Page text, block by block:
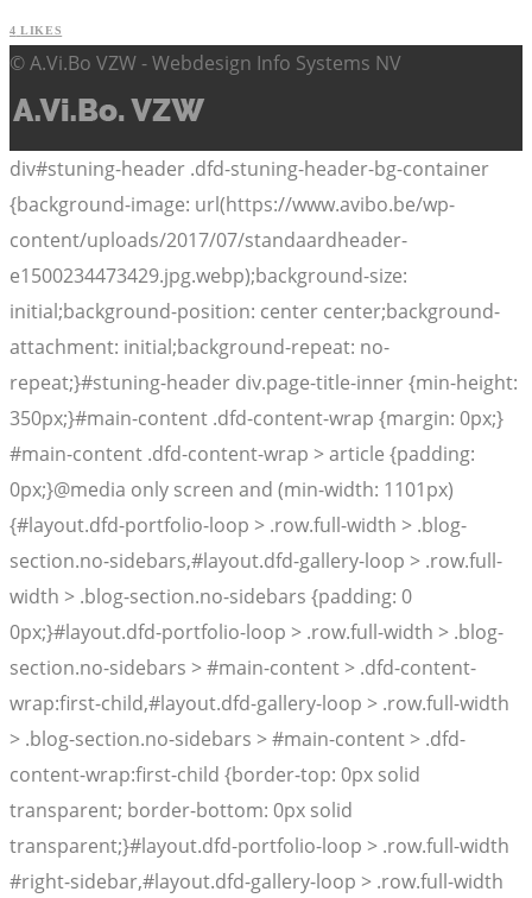
4 LIKES
© A.Vi.Bo VZW - Webdesign Info Systems NV
div#stuning-header .dfd-stuning-header-bg-container
{background-image: url(https://www.avibo.be/wp-
content/uploads/2017/07/standaardheader-
e1500234473429.jpg.webp);background-size:
initial;background-position: center center;background-
attachment: initial;background-repeat: no-
repeat;}#stuning-header div.page-title-inner {min-height:
350px;}#main-content .dfd-content-wrap {margin: 0px;}
#main-content .dfd-content-wrap > article {padding:
0px;}@media only screen and (min-width: 1101px)
{#layout.dfd-portfolio-loop > .row.full-width > .blog-
section.no-sidebars,#layout.dfd-gallery-loop > .row.full-
width > .blog-section.no-sidebars {padding: 0
0px;}#layout.dfd-portfolio-loop > .row.full-width > .blog-
section.no-sidebars > #main-content > .dfd-content-
wrap:first-child,#layout.dfd-gallery-loop > .row.full-width
> .blog-section.no-sidebars > #main-content > .dfd-
content-wrap:first-child {border-top: 0px solid
transparent; border-bottom: 0px solid
transparent;}#layout.dfd-portfolio-loop > .row.full-width
#right-sidebar,#layout.dfd-gallery-loop > .row.full-width